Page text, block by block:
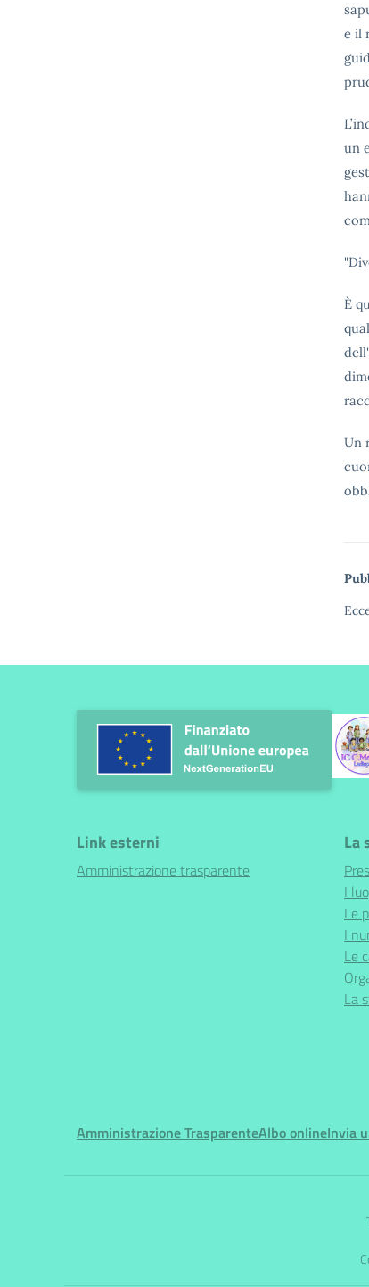
e il
un
È
Un
Link esterni
Amministrazione trasparente
La
I
Le
I
Le
La
Amministrazione TrasparenteAlbo onlineInvia